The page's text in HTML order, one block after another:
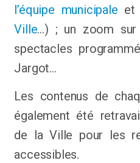
l’équipe municipale et
Ville…) ; un zoom sur
spectacles
Jargot…
Les contenus de
également été
de la Ville pour les
accessibles.